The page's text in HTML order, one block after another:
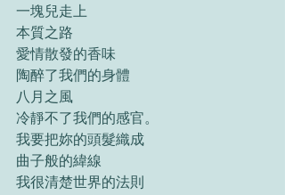
一塊兒走上
本質之路
愛情散發的香味
陶醉了我們的身體
八月之風
冷靜不了我們的感官。
我要把妳的頭髮織成
曲子般的緯線
我很清楚世界的法則